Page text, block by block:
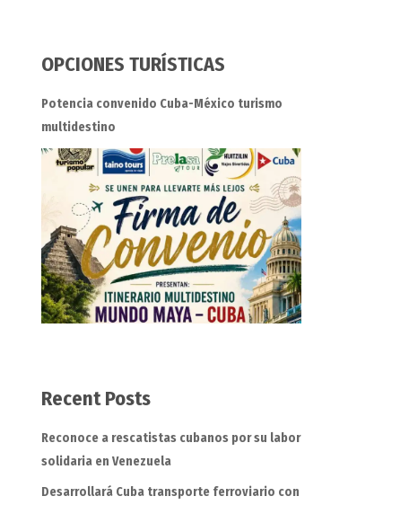
OPCIONES TURÍSTICAS
Potencia convenido Cuba-México turismo
multidestino
Recent Posts
Reconoce a rescatistas cubanos por su labor
solidaria en Venezuela
Desarrollará Cuba transporte ferroviario con